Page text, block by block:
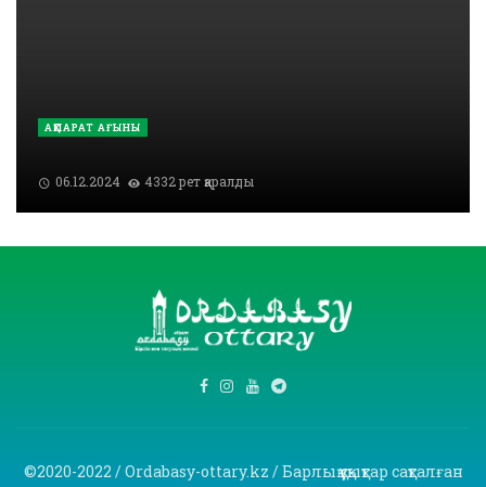
АҚПАРАТ АҒЫНЫ
06.12.2024 4332 рет қаралды
©2020-2022 / Ordabasy-ottary.kz / Барлық құқықтар сақталған